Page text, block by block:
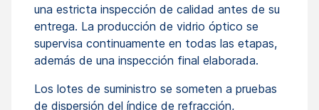
una estricta inspección de calidad antes de su
entrega. La producción de vidrio óptico se
supervisa continuamente en todas las etapas,
además de una inspección final elaborada.
Los lotes de suministro se someten a pruebas
de dispersión del índice de refracción,